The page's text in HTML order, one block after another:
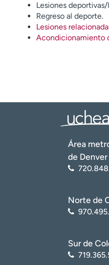
Lesiones
Regreso al deporte.
Lesiones
Acondicionamiento
Área
de Denver
Norte de
Sur de